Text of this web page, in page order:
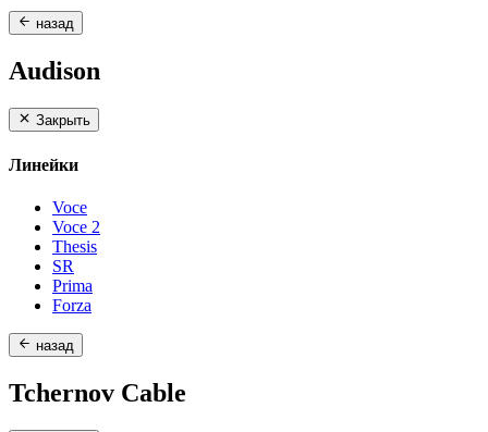
назад
Audison
Закрыть
Линейки
Voce
Voce 2
Thesis
SR
Prima
Forza
назад
Tchernov Cable